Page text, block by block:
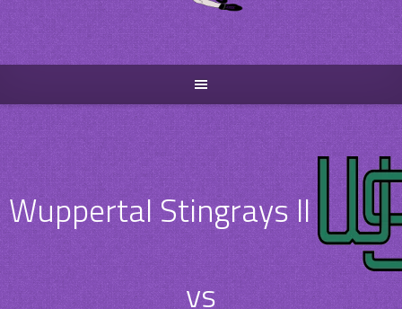
Wuppertal Stingrays II
vs